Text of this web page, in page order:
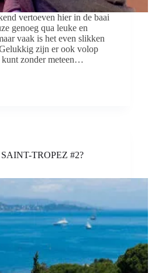
vertoeven hier in de baai
genoeg qua leuke en
vaak is het even slikken
zijn er ook volop
kunt zonder meteen…
TROPEZ #2?